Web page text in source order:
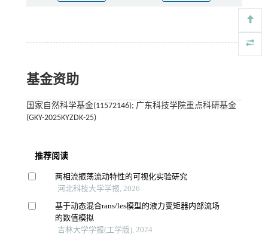
基金资助
国家自然科学基金(11572146); 广东科技学院重点科研基金
(GKY-2025KYZDK-25)